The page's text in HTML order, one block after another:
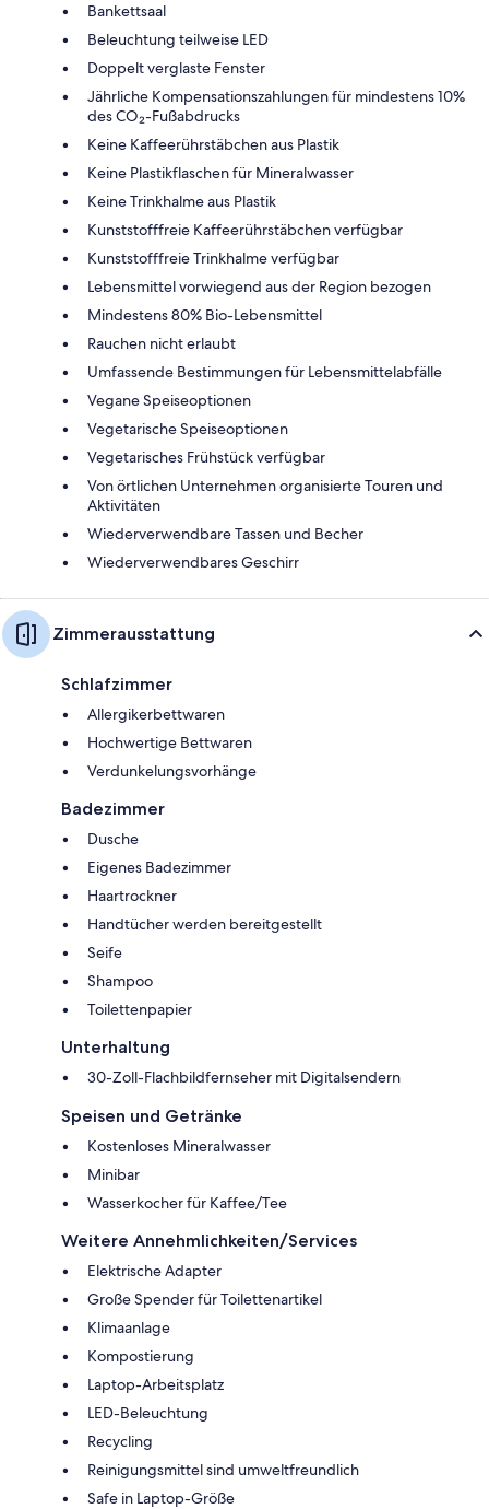
Bankettsaal
Beleuchtung teilweise LED
Doppelt verglaste Fenster
Jährliche Kompensationszahlungen für mindestens 10%
des CO₂-Fußabdrucks
Keine Kaffeerührstäbchen aus Plastik
Keine Plastikflaschen für Mineralwasser
Keine Trinkhalme aus Plastik
Kunststofffreie Kaffeerührstäbchen verfügbar
Kunststofffreie Trinkhalme verfügbar
Lebensmittel vorwiegend aus der Region bezogen
Mindestens 80% Bio-Lebensmittel
Rauchen nicht erlaubt
Umfassende Bestimmungen für Lebensmittelabfälle
Vegane Speiseoptionen
Vegetarische Speiseoptionen
Vegetarisches Frühstück verfügbar
Von örtlichen Unternehmen organisierte Touren und
Aktivitäten
Wiederverwendbare Tassen und Becher
Wiederverwendbares Geschirr
Zimmerausstattung
Schlafzimmer
Allergikerbettwaren
Hochwertige Bettwaren
Verdunkelungsvorhänge
Badezimmer
Dusche
Eigenes Badezimmer
Haartrockner
Handtücher werden bereitgestellt
Seife
Shampoo
Toilettenpapier
Unterhaltung
30-Zoll-Flachbildfernseher mit Digitalsendern
Speisen und Getränke
Kostenloses Mineralwasser
Minibar
Wasserkocher für Kaffee/Tee
Weitere Annehmlichkeiten/Services
Elektrische Adapter
Große Spender für Toilettenartikel
Klimaanlage
Kompostierung
Laptop-Arbeitsplatz
LED-Beleuchtung
Recycling
Reinigungsmittel sind umweltfreundlich
Safe in Laptop-Größe